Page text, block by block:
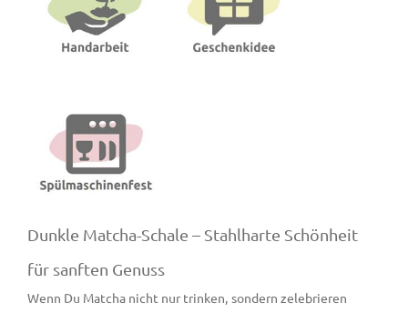
Dunkle Matcha-Schale – Stahlharte Schönheit
für sanften Genuss
Wenn Du Matcha nicht nur trinken, sondern zelebrieren